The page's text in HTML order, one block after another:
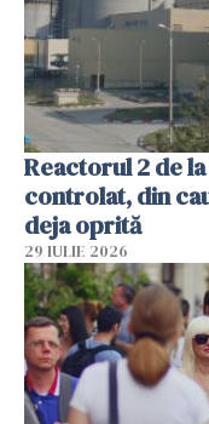
Reactorul 2 de
controlat, din
deja oprită
29 IULIE 2026